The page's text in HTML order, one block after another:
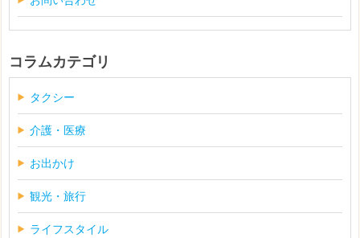
コラムカテゴリ
タクシー
介護・医療
お出かけ
観光・旅行
ライフスタイル